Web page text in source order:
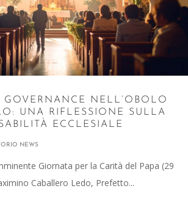
GOVERNANCE NELL’OBOLO
UNA RIFLESSIONE SULLA
ECCLESIALE
NEWS
Giornata per la Carità del Papa (29
Caballero Ledo, Prefetto...